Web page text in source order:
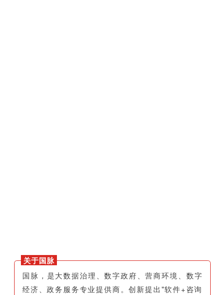
关于国脉
国脉，是大数据治理、数字政府、营商环境、数字
经济、政务服务专业提供商。创新提出"软件+咨询